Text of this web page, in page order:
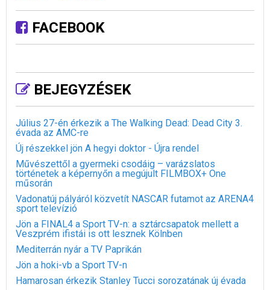
FACEBOOK
BEJEGYZÉSEK
Július 27-én érkezik a The Walking Dead: Dead City 3.
évada az AMC-re
Új részekkel jön A hegyi doktor - Újra rendel
Művészettől a gyermeki csodáig – varázslatos
történetek a képernyőn a megújult FILMBOX+ One
műsorán
Vadonatúj pályáról közvetít NASCAR futamot az ARENA4
sport televízió
Jön a FINAL4 a Sport TV-n: a sztárcsapatok mellett a
Veszprém ifistái is ott lesznek Kölnben
Mediterrán nyár a TV Paprikán
Jön a hoki-vb a Sport TV-n
Hamarosan érkezik Stanley Tucci sorozatának új évada